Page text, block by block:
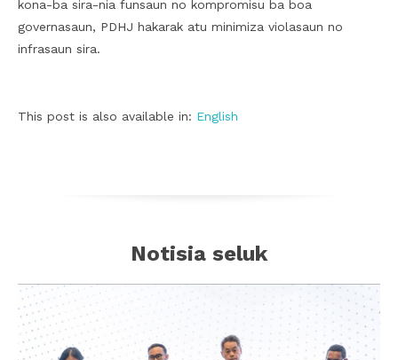
kona-ba sira-nia funsaun no kompromisu ba boa
governasaun, PDHJ hakarak atu minimiza violasaun no
infrasaun sira.
This post is also available in: English
Notisia seluk